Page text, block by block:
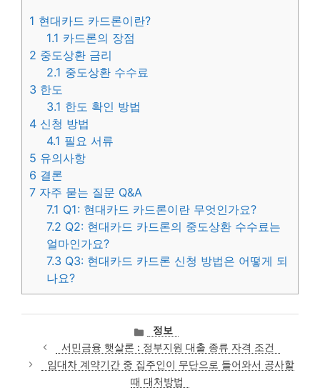
1 현대카드 카드론이란?
1.1 카드론의 장점
2 중도상환 금리
2.1 중도상환 수수료
3 한도
3.1 한도 확인 방법
4 신청 방법
4.1 필요 서류
5 유의사항
6 결론
7 자주 묻는 질문 Q&A
7.1 Q1: 현대카드 카드론이란 무엇인가요?
7.2 Q2: 현대카드 카드론의 중도상환 수수료는
얼마인가요?
7.3 Q3: 현대카드 카드론 신청 방법은 어떻게 되
나요?
카
테
고
리
정보
서민금융 햇살론 : 정부지원 대출 종류 자격 조건
임대차 계약기간 중 집주인이 무단으로 들어와서 공사할
때 대처방법